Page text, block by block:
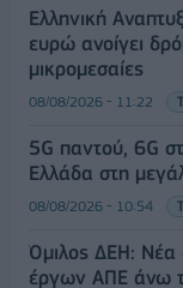
Ελληνική
ευρώ ανοίγει
μικρομεσαίες
08/08/2026 - 11:22
5G παντού, 6G
Ελλάδα στη
08/08/2026 - 10:54
Όμιλος ΔΕΗ: Νέα
έργων ΑΠΕ άνω